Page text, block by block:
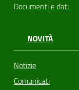
Documenti e dati
NOVITÀ
Notizie
Comunicati